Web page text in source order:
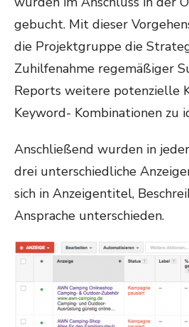
gebucht. Mit dieser
die Projektgruppe die
Zuhilfenahme regemäßiger
Reports weitere potenzielle
Keyword- Kombinationen zu
Anschließend wurden in
drei unterschiedliche
sich in Anzeigentitel,
Ansprache unterschieden.